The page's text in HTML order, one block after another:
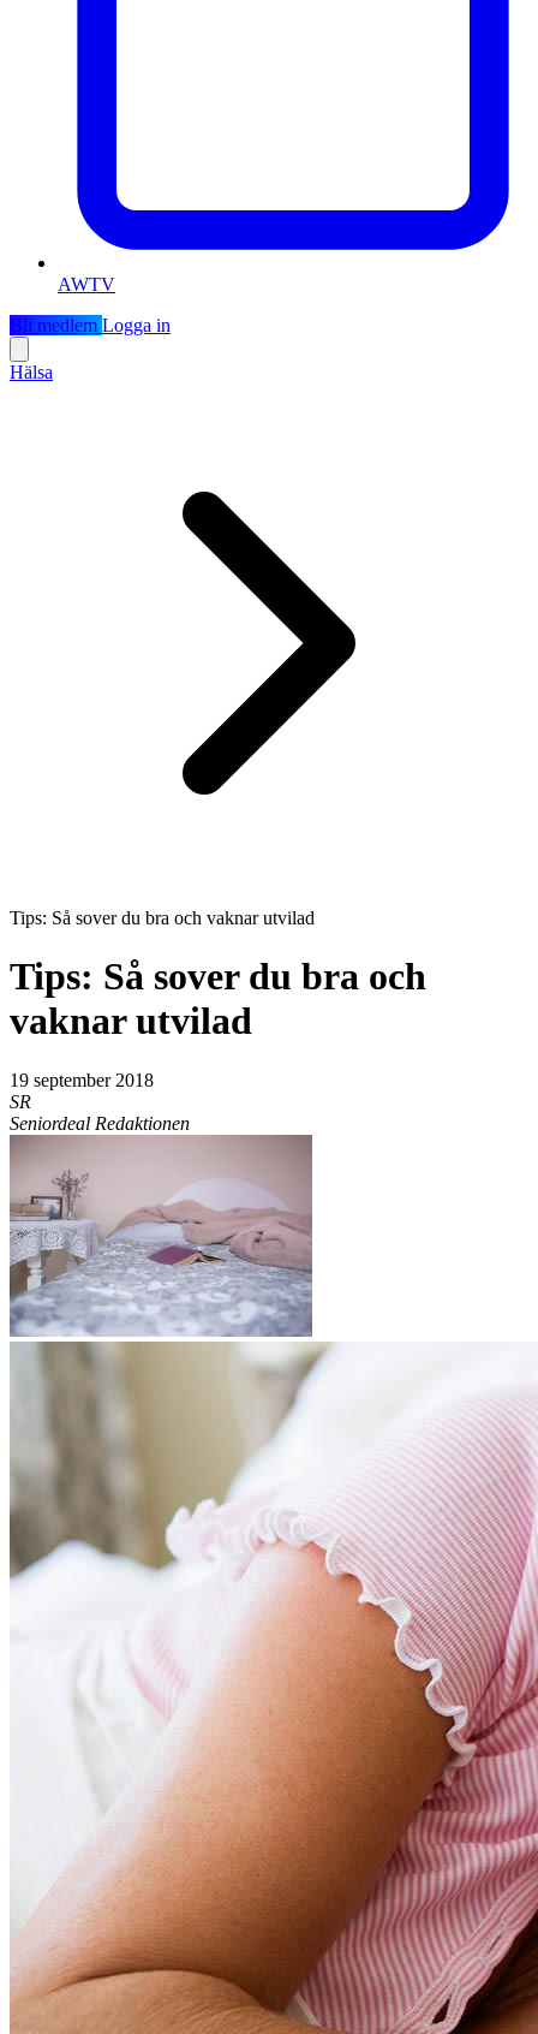
AWTV
Bli medlem Logga in
Hälsa
Tips: Så sover du bra och vaknar utvilad
Tips: Så sover du bra och
vaknar utvilad
19 september 2018
SR
Seniordeal Redaktionen